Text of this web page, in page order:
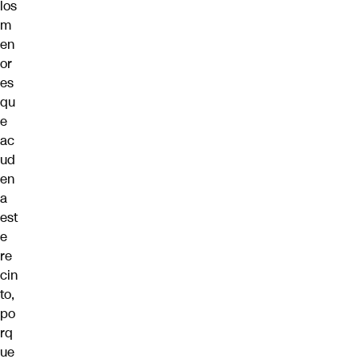
los
m
en
or
es
qu
e
ac
ud
en
a
est
e
re
cin
to,
po
rq
ue